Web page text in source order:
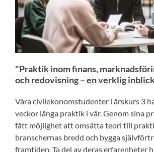
"Praktik inom finans,
och redovisning – en verklig
Våra civilekonomstudenter i årskurs 3
veckor långa praktik i vår. Genom sina
fått möjlighet att omsätta teori till
branschernas bredd och bygga
framtiden. Ta del av deras erfarenheter